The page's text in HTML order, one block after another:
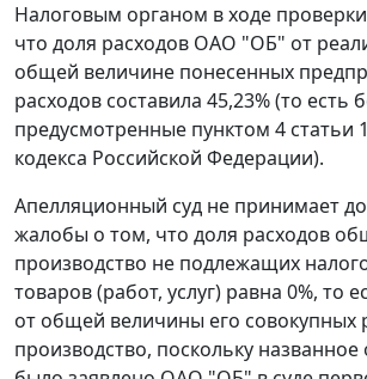
Налоговым органом в ходе
что доля расходов ОАО "ОБ" от
общей величине понесенных
расходов составила 45,23% (то есть
предусмотренные пунктом 4 статьи
кодекса Российской Федерации).
Апелляционный суд не принимает
жалобы о том, что доля расходов
производство не подлежащих
товаров (работ, услуг) равна 0%, то
от общей величины его совокупных
производство, поскольку